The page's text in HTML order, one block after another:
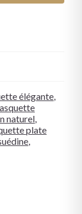
élégante,
naturel,
plate
,